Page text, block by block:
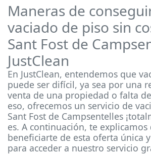
Maneras de
vaciado de piso sin
Sant Fost de
JustClean
En JustClean, entendemos que
puede ser difícil, ya sea por una
venta de una propiedad o falta
eso, ofrecemos un servicio de
Sant Fost de Campsentelles
es. A continuación, te explicamos
beneficiarte de esta oferta única
para acceder a nuestro servicio